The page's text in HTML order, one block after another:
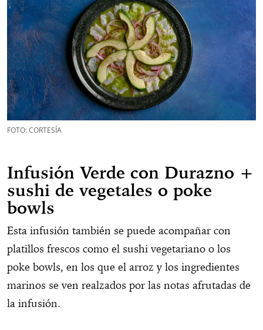
FOTO: CORTESÍA
Infusión Verde con Durazno +
sushi de vegetales o poke
bowls
Esta infusión también se puede acompañar con
platillos frescos como el sushi vegetariano o los
poke bowls, en los que el arroz y los ingredientes
marinos se ven realzados por las notas afrutadas de
la infusión.